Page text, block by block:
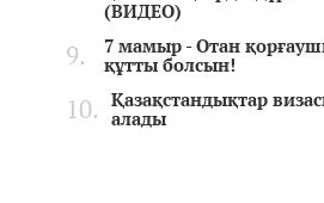
(ВИДЕО)
7 мамыр - Отан
құтты болсын!
Қазақстандықтар
алады